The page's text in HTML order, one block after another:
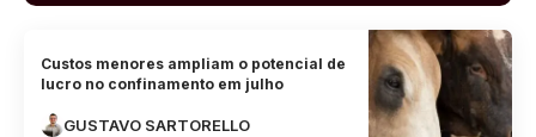
Custos menores ampliam o potencial de
lucro no confinamento em julho
GUSTAVO SARTORELLO